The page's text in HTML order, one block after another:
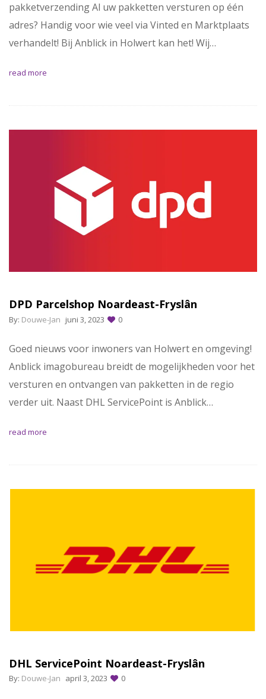
pakketverzending Al uw pakketten versturen op één
adres? Handig voor wie veel via Vinted en Marktplaats
verhandelt! Bij Anblick in Holwert kan het! Wij…
read more
DPD Parcelshop Noardeast-Fryslân
By: Douwe-Jan juni 3, 2023 0
Goed nieuws voor inwoners van Holwert en omgeving!
Anblick imagobureau breidt de mogelijkheden voor het
versturen en ontvangen van pakketten in de regio
verder uit. Naast DHL ServicePoint is Anblick…
read more
DHL ServicePoint Noardeast-Fryslân
By: Douwe-Jan april 3, 2023 0